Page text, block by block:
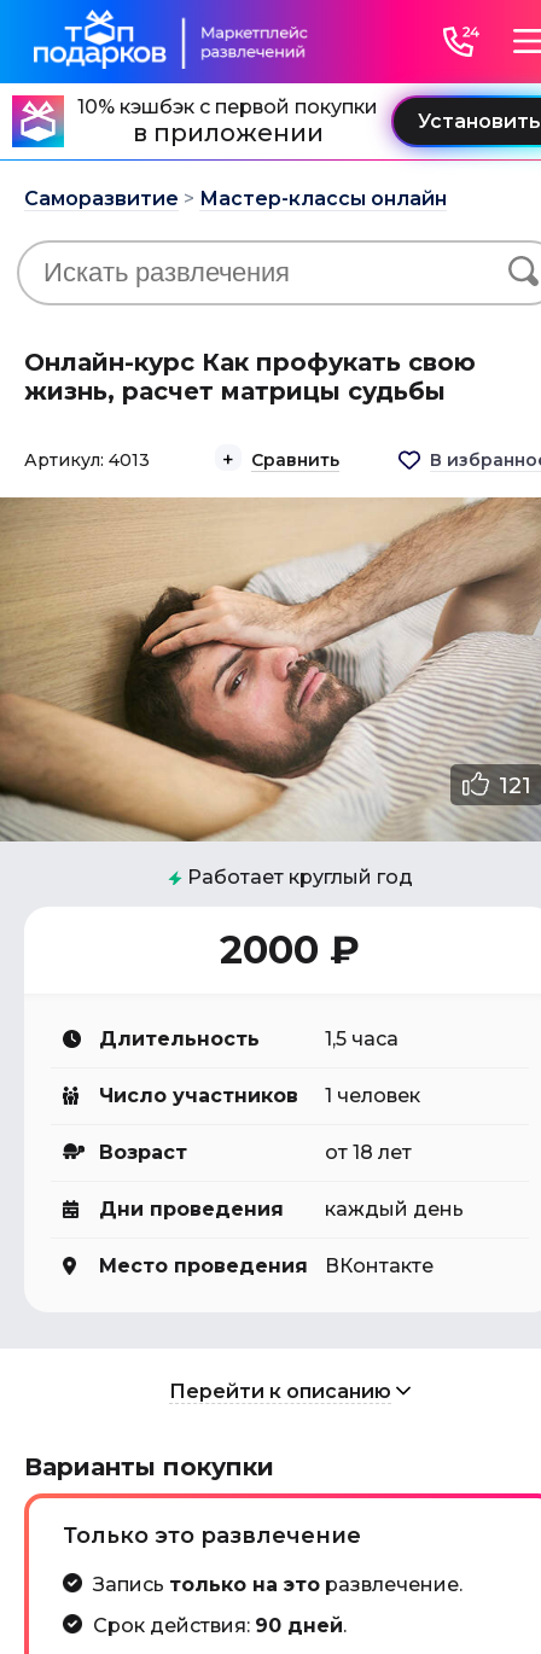
10% кэшбэк с первой покупки
в приложении
Саморазвитие > Мастер-классы онлайн
Онлайн-курс Как профукать свою
жизнь, расчет матрицы судьбы
Артикул: 4013 Сравнить В
121
Работает круглый год
2000 ₽
Длительность 1,5 часа
Число участников 1 человек
Возраст от 18 лет
Дни проведения каждый день
Место проведения ВКонтакте
Перейти к описанию
Варианты покупки
Только это развлечение
Запись только на эторазвлечение.
Срок действия: 90 дней.